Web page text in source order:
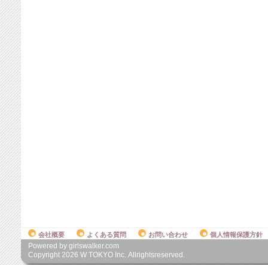
会社概要 よくある質問 お問い合わせ 個人情報保護方針
Powered by girlswalker.com
Copyright 2026 W TOKYO Inc. Allrightsreserved.